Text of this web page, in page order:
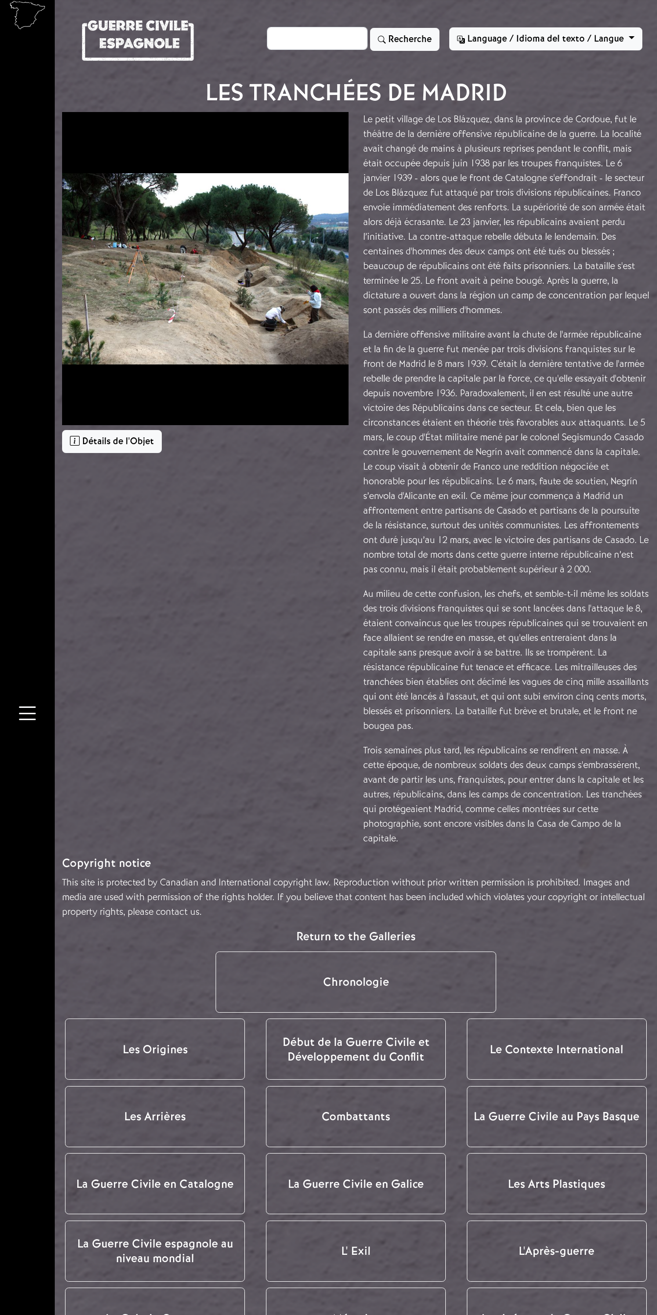
Aller au contenu principal
Rechercher Recherche Language / Idioma del texto / Langue
LES TRANCHÉES DE MADRID
Détails de l'Objet
Le petit village de Los Blázquez, dans la province de Cordoue, fut le
théâtre de la dernière offensive républicaine de la guerre. La localité
avait changé de mains à plusieurs reprises pendant le conflit, mais
était occupée depuis juin 1938 par les troupes franquistes. Le 6
janvier 1939 - alors que le front de Catalogne s'effondrait - le secteur
de Los Blázquez fut attaqué par trois divisions républicaines. Franco
envoie immédiatement des renforts. La supériorité de son armée était
alors déjà écrasante. Le 23 janvier, les républicains avaient perdu
l’initiative. La contre-attaque rebelle débuta le lendemain. Des
centaines d'hommes des deux camps ont été tués ou blessés ;
beaucoup de républicains ont été faits prisonniers. La bataille s'est
terminée le 25. Le front avait à peine bougé. Après la guerre, la
dictature a ouvert dans la région un camp de concentration par lequel
sont passés des milliers d'hommes.
La dernière offensive militaire avant la chute de l'armée républicaine
et la fin de la guerre fut menée par trois divisions franquistes sur le
front de Madrid le 8 mars 1939. C'était la dernière tentative de l'armée
rebelle de prendre la capitale par la force, ce qu'elle essayait d'obtenir
depuis novembre 1936. Paradoxalement, il en est résulté une autre
victoire des Républicains dans ce secteur. Et cela, bien que les
circonstances étaient en théorie très favorables aux attaquants. Le 5
mars, le coup d'État militaire mené par le colonel Segismundo Casado
contre le gouvernement de Negrín avait commencé dans la capitale.
Le coup visait à obtenir de Franco une reddition négociée et
honorable pour les républicains. Le 6 mars, faute de soutien, Negrín
s’envola d'Alicante en exil. Ce même jour commença à Madrid un
affrontement entre partisans de Casado et partisans de la poursuite
de la résistance, surtout des unités communistes. Les affrontements
ont duré jusqu’au 12 mars, avec le victoire des partisans de Casado. Le
nombre total de morts dans cette guerre interne républicaine n’est
pas connu, mais il était probablement supérieur à 2 000.
Au milieu de cette confusion, les chefs, et semble-t-il même les soldats
des trois divisions franquistes qui se sont lancées dans l'attaque le 8,
étaient convaincus que les troupes républicaines qui se trouvaient en
face allaient se rendre en masse, et qu'elles entreraient dans la
capitale sans presque avoir à se battre. Ils se trompèrent. La
résistance républicaine fut tenace et efficace. Les mitrailleuses des
tranchées bien établies ont décimé les vagues de cinq mille assaillants
qui ont été lancés à l'assaut, et qui ont subi environ cinq cents morts,
blessés et prisonniers. La bataille fut brève et brutale, et le front ne
bougea pas.
Trois semaines plus tard, les républicains se rendirent en masse. À
cette époque, de nombreux soldats des deux camps s'embrassèrent,
avant de partir les uns, franquistes, pour entrer dans la capitale et les
autres, républicains, dans les camps de concentration. Les tranchées
qui protégeaient Madrid, comme celles montrées sur cette
photographie, sont encore visibles dans la Casa de Campo de la
capitale.
Copyright notice
This site is protected by Canadian and International copyright law. Reproduction without prior written permission is prohibited. Images and
media are used with permission of the rights holder. If you believe that content has been included which violates your copyright or intellectual
property rights, please contact us.
Return to the Galleries
Chronologie
Les Origines
Début de la Guerre Civile et
Développement du Conflit
Le Contexte International
Les Arrières Combattants La Guerre Civile au Pays Basque
La Guerre Civile en Catalogne La Guerre Civile en Galice Les Arts Plastiques
La Guerre Civile espagnole au
niveau mondial
L' Exil L'Après-guerre